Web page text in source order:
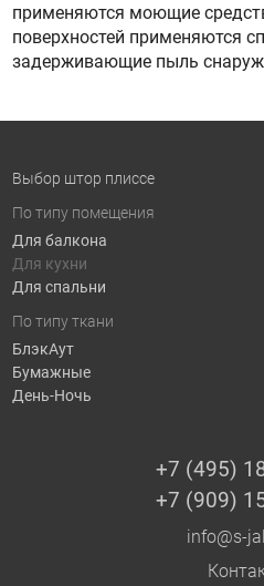
применяются моющие
поверхностей применяются
задерживающие пыль
Выбор штор плиссе
По типу помещения
Для балкона
Для кухни
Для спальни
По типу ткани
БлэкАут
Бумажные
День-Ночь
+7 (495)
+7 (909)
info@s-